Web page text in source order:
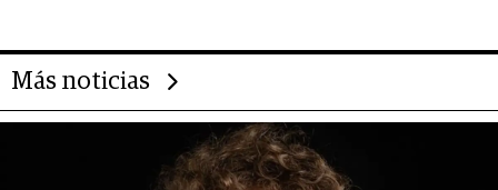
Más noticias